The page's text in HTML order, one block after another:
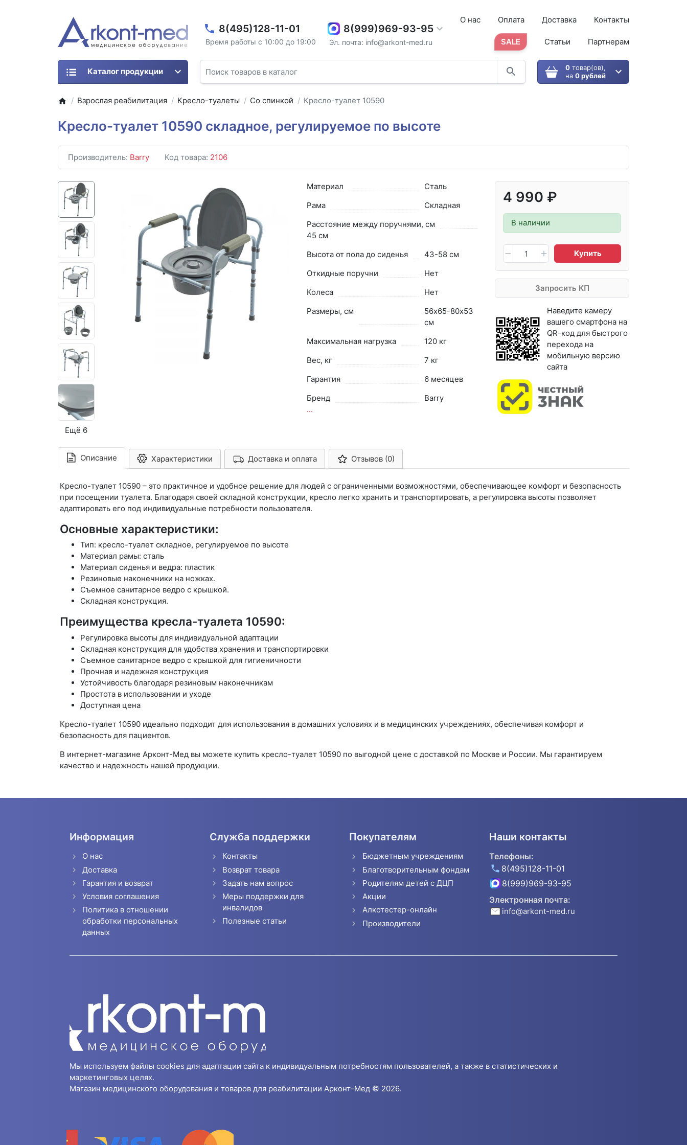
8(495)128-11-01
Время работы с 10:00 до 19:00
8(999)969-93-95
Эл. почта: info@arkont-med.ru
О нас Оплата Доставка Контакты
SALE Статьи Партнерам
0товар(ов),
на 0 рублей
Каталог продукции
Взрослая реабилитация Кресло-туалеты Со спинкой Кресло-туалет 10590
Кресло-туалет 10590 складное, регулируемое по высоте
Производитель: Barry Код товара: 2106
Ещё 6
4 990 ₽
В наличии
Купить
Запросить КП
Наведите камеру
вашего смартфона на
QR-код для быстрого
перехода на
мобильную версию
сайта
Материал
Сталь
Рама
Складная
Расстояние между поручнями, см
45 см
Высота от пола до сиденья
43-58 см
Откидные поручни
Нет
Колеса
Нет
Размеры, см
56х65-80х53
см
Максимальная нагрузка
120 кг
Вес, кг
7 кг
Гарантия
6 месяцев
Бренд
Barry
...
Описание Характеристики Арконт-Мед Доставка и оплата Отзывов (0)
Кресло-туалет 10590 – это практичное и удобное решение для людей с ограниченными возможностями, обеспечивающее комфорт и безопасность
при посещении туалета. Благодаря своей складной конструкции, кресло легко хранить и транспортировать, а регулировка высоты позволяет
адаптировать его под индивидуальные потребности пользователя.
Основные характеристики:
Тип: кресло-туалет складное, регулируемое по высоте
Материал рамы: сталь
Материал сиденья и ведра: пластик
Резиновые наконечники на ножках.
Съемное санитарное ведро с крышкой.
Складная конструкция.
Преимущества кресла-туалета 10590:
Регулировка высоты для индивидуальной адаптации
Складная конструкция для удобства хранения и транспортировки
Съемное санитарное ведро с крышкой для гигиеничности
Прочная и надежная конструкция
Устойчивость благодаря резиновым наконечникам
Простота в использовании и уходе
Доступная цена
Кресло-туалет 10590 идеально подходит для использования в домашних условиях и в медицинских учреждениях, обеспечивая комфорт и
безопасность для пациентов.
В интернет-магазине Арконт-Мед вы можете купить кресло-туалет 10590 по выгодной цене с доставкой по Москве и России. Мы гарантируем
качество и надежность нашей продукции.
Информация
О нас
Доставка
Гарантия и возврат
Условия соглашения
Политика в отношении
обработки персональных
данных
Служба поддержки
Контакты
Возврат товара
Задать нам вопрос
Меры поддержки для
инвалидов
Полезные статьи
Покупателям
Бюджетным учреждениям
Благотворительным фондам
Родителям детей с ДЦП
Акции
Алкотестер-онлайн
Производители
Наши контакты
Телефоны:
8(495)128-11-01
8(999)969-93-95
Электронная почта:
info@arkont-med.ru
Мы используем файлы cookies для адаптации сайта к индивидуальным потребностям пользователей, а также в статистических и
маркетинговых целях.
Магазин медицинского оборудования и товаров для реабилитации Арконт-Мед © 2026.